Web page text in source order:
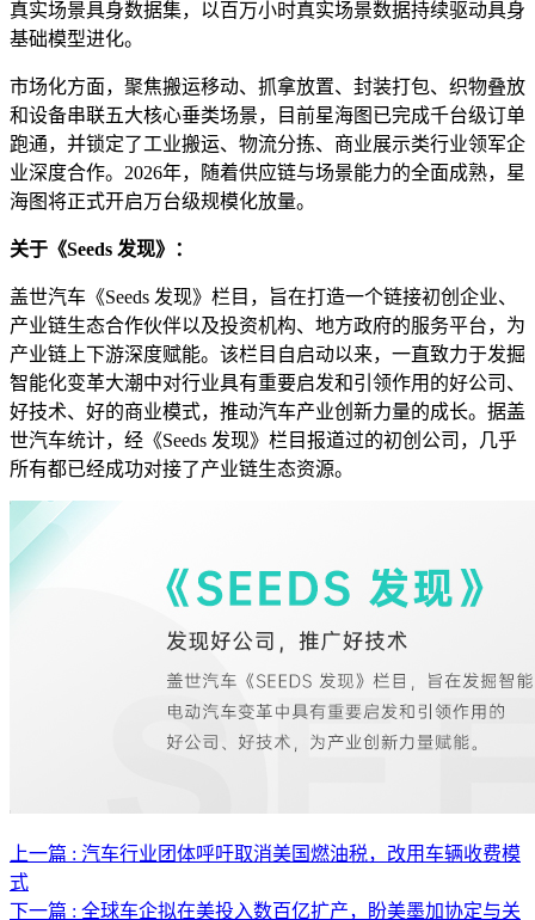
真实场景具身数据集，以百万小时真实场景数据持续驱动具身
基础模型进化。
市场化方面，聚焦搬运移动、抓拿放置、封装打包、织物叠放
和设备串联五大核心垂类场景，目前星海图已完成千台级订单
跑通，并锁定了工业搬运、物流分拣、商业展示类行业领军企
业深度合作。2026年，随着供应链与场景能力的全面成熟，星
海图将正式开启万台级规模化放量。
关于《Seeds 发现》：
盖世汽车《Seeds 发现》栏目，旨在打造一个链接初创企业、
产业链生态合作伙伴以及投资机构、地方政府的服务平台，为
产业链上下游深度赋能。该栏目自启动以来，一直致力于发掘
智能化变革大潮中对行业具有重要启发和引领作用的好公司、
好技术、好的商业模式，推动汽车产业创新力量的成长。据盖
世汽车统计，经《Seeds 发现》栏目报道过的初创公司，几乎
所有都已经成功对接了产业链生态资源。
上一篇 : 汽车行业团体呼吁取消美国燃油税，改用车辆收费模
式
下一篇 : 全球车企拟在美投入数百亿扩产，盼美墨加协定与关